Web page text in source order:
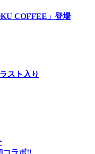
COFFEE」登場
スト入り